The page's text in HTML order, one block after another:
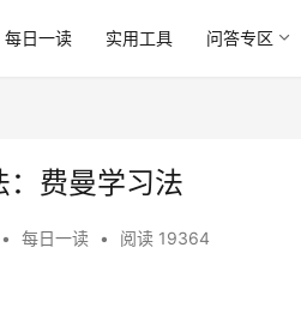
每日一读 实用工具 问答专区
：费曼学习法
• 每日一读 • 阅读 19364